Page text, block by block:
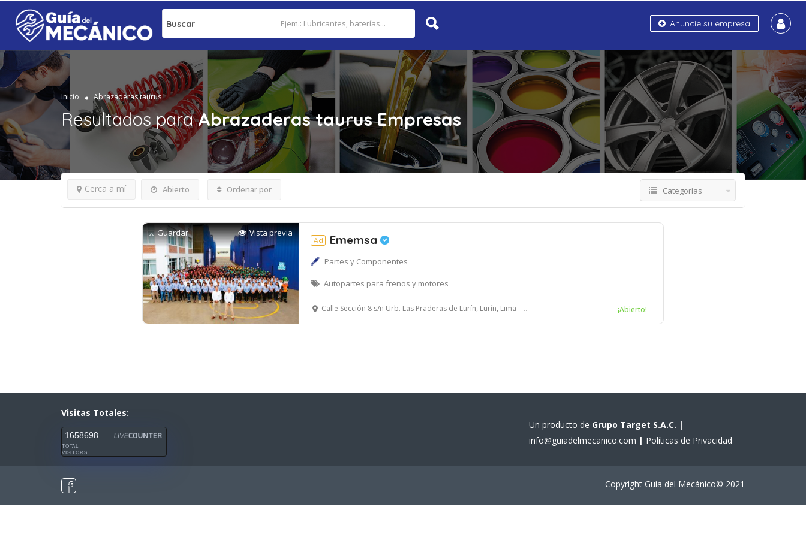
Buscar Anuncie su empresa
Inicio Abrazaderas taurus
Resultados paraAbrazaderas taurus Empresas
Abierto
Cerca a mí Ordenar por Categorías
Guardar Vista previa
Ad Ememsa
Partes y Componentes
Autopartes para frenos y motores
Calle Sección 8 s/n Urb. Las Praderas de Lurín, Lurín, Lima – Perú. ¡Abierto!
Visitas Totales:
1658698
TOTAL
VISITORS
Un producto de Grupo Target S.A.C. |
info@guiadelmecanico.com | Políticas de Privacidad
Copyright Guía del Mecánico© 2021